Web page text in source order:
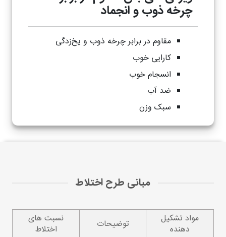
چرخه ذوب و انجماد
مقاوم در برابر چرخه ‌ذوب و یخ‌زدگی
کارایی خوب
انسجام خوب
ضد آب
سبک وزن
مبانی طرح اختلاط
مواد تشکیل
دهنده
توضیحات
نسبت های
اختلاط